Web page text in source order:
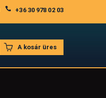
+36 30 978 02 03
A kosár üres